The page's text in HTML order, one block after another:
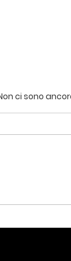
stelle su 5.
ci sono